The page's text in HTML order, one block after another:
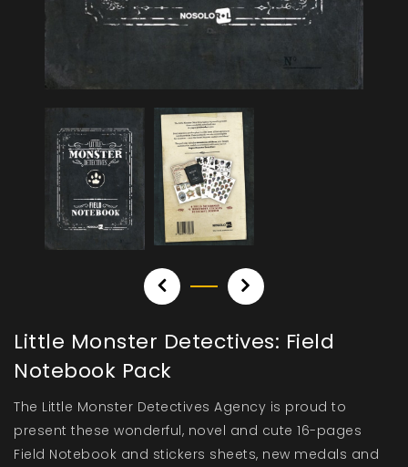
Little Monster Detectives: Field
Notebook Pack
The Little Monster Detectives Agency is proud to
present these wonderful, novel and cute 16-pages
Field Notebook and stickers sheets, new medals and